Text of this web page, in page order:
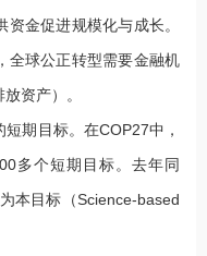
金促进规模化与成长。
全球公正转型需要金融机
资产）。
期目标。在COP27中，
多个短期目标。去年同
本目标（Science-based